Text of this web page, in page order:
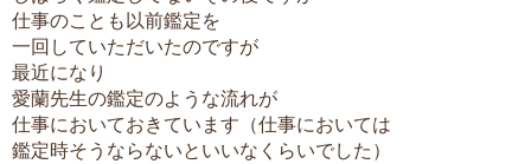
仕事のことも以前鑑定を
一回していただいたのですが
最近になり
愛蘭先生の鑑定のような流れが
仕事においておきています（仕事においては
鑑定時そうならないといいなくらいでした）